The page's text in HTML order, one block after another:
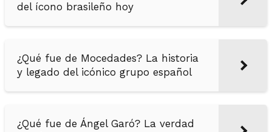
del ícono brasileño hoy
¿Qué fue de Mocedades? La historia
y legado del icónico grupo español
¿Qué fue de Ángel Garó? La verdad